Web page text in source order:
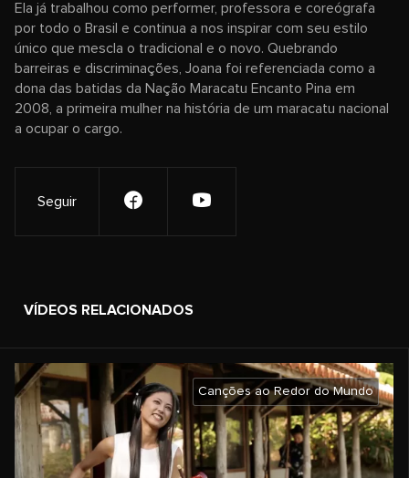
Ela já trabalhou como performer, professora e coreógrafa
por todo o Brasil e continua a nos inspirar com seu estilo
único que mescla o tradicional e o novo. Quebrando
barreiras e discriminações, Joana foi referenciada como a
dona das batidas da Nação Maracatu Encanto Pina em
2008, a primeira mulher na história de um maracatu nacional
a ocupar o cargo.
Seguir
VÍDEOS RELACIONADOS
Canções ao Redor do Mundo